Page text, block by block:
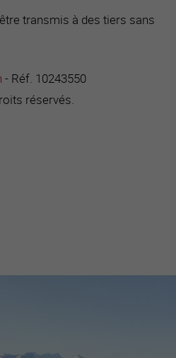
transmis à des tiers sans
- Réf. 10243550
réservés.